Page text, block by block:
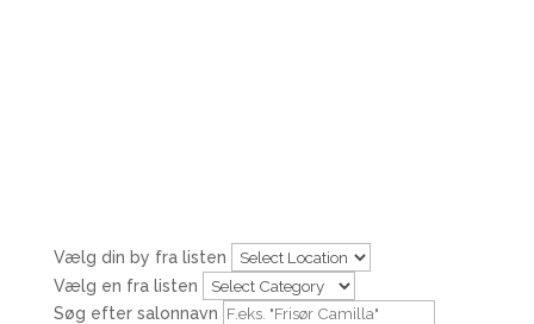
Vælg din by fra listen
Vælg en fra listen
Søg efter salonnavn